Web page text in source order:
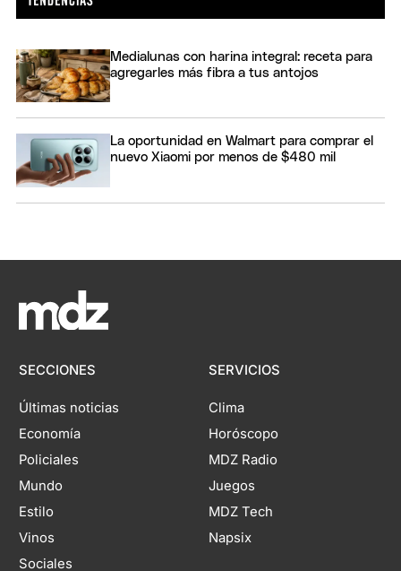
Medialunas con harina integral: receta para
agregarles más fibra a tus antojos
La oportunidad en Walmart para comprar el
nuevo Xiaomi por menos de $480 mil
SECCIONES
Últimas noticias
Economía
Policiales
Mundo
Estilo
Vinos
Sociales
SERVICIOS
Clima
Horóscopo
MDZ Radio
Juegos
MDZ Tech
Napsix